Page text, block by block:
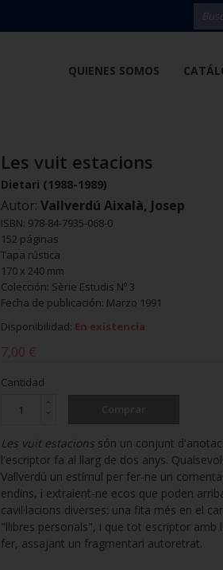
QUIENES SOMOS
Les vuit estacions
Dietari (1988-1989)
Autor: Vallverdú Aixalà, Josep
ISBN: 978-84-7935-068-0
152 páginas
Tapa rústica
170 x 240 mm
Colección: Sèrie Estudis Nº 3
Fecha de publicación: Marzo 1991
Disponibilidad: En existencia
7,00 €
Cantidad
Les vuit estacions són un conjunt
l'escriptor fa al llarg de dos anys.
Vallverdú un estímul per fer-ne un
endins, i extraient-ne ecos que poden
cavil·lacions diverses: una fita més en el
"llibres personals", i que tot escriptor amb
fer, assajant un fragmentari autoretrat.